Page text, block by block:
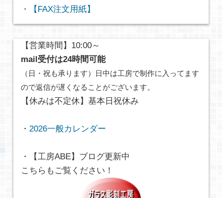
・【FAX注文用紙】
【営業時間】10:00～
mail受付は24時間可能
（日・祝も承ります）日中は工房で制作に入ってます
ので返信が遅くなることがございます。
【休みは不定休】基本日祝休み
・ 2026一般カレンダー
・【工房ABE】ブログ更新中
こちらもご覧ください！